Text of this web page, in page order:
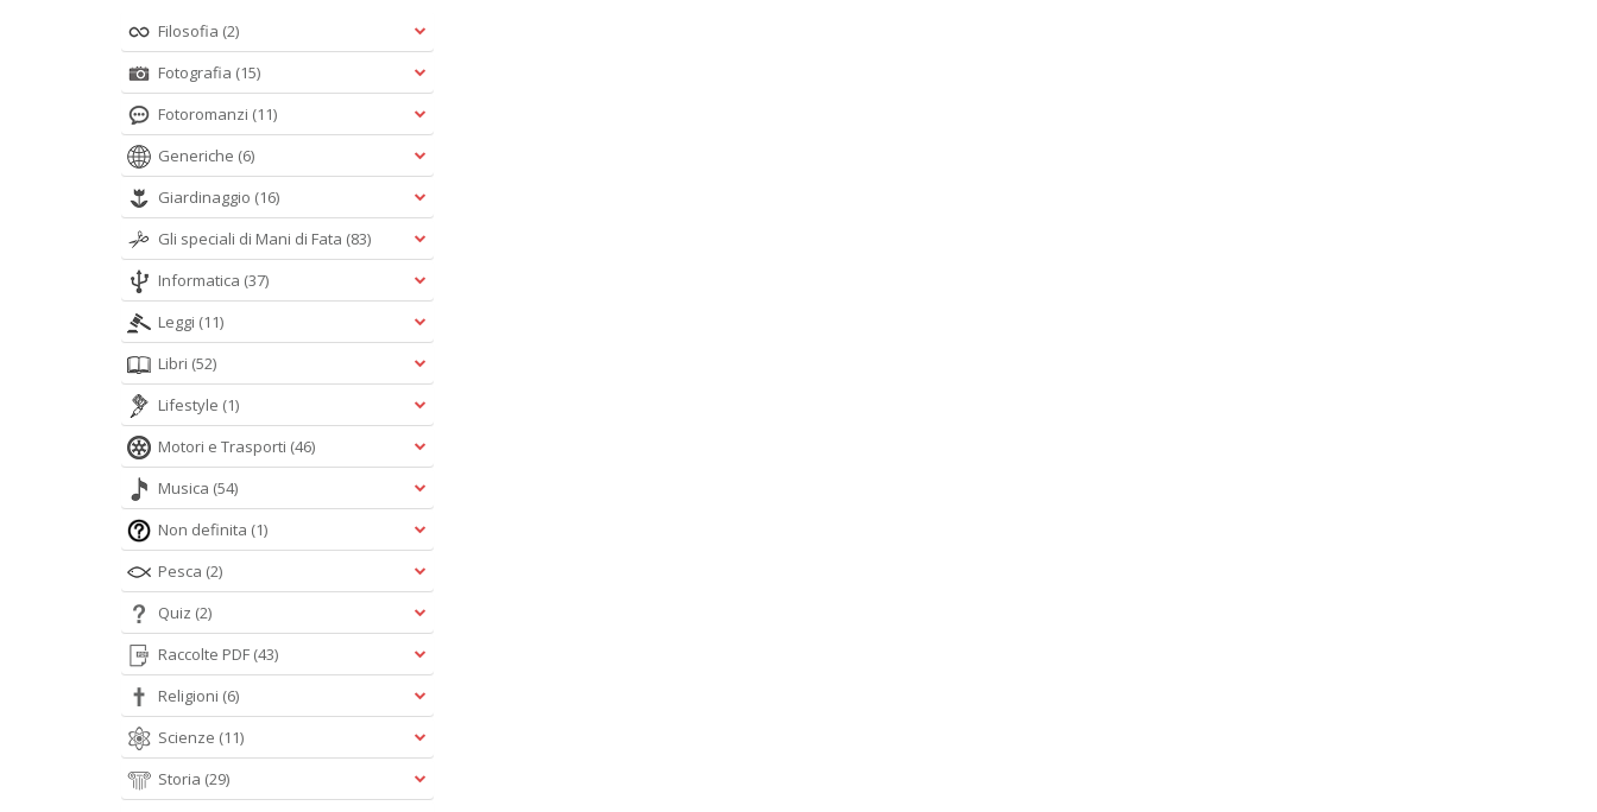
Filosofia (2)
Fotografia (15)
Fotoromanzi (11)
Generiche (6)
Giardinaggio (16)
Gli speciali di Mani di Fata (83)
Informatica (37)
Leggi (11)
Libri (52)
Lifestyle (1)
Motori e Trasporti (46)
Musica (54)
Non definita (1)
Pesca (2)
Quiz (2)
Raccolte PDF (43)
Religioni (6)
Scienze (11)
Storia (29)